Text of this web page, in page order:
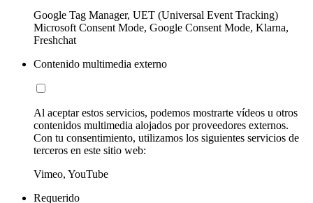
Google Tag Manager, UET (Universal Event Tracking)
Microsoft Consent Mode, Google Consent Mode, Klarna,
Freshchat
Contenido multimedia externo
Al aceptar estos servicios, podemos mostrarte vídeos u otros
contenidos multimedia alojados por proveedores externos.
Con tu consentimiento, utilizamos los siguientes servicios de
terceros en este sitio web:
Vimeo, YouTube
Requerido